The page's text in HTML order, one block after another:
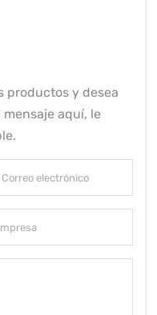
productos y desea
aquí, le